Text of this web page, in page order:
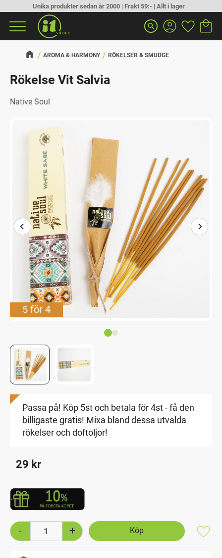
Meny
Unika produkter sedan år 2000 | Frakt 59:- | Allt i lager
search
AROMA & HARMONY RÖKELSER & SMUDGE
Rökelse Vit Salvia
Native Soul
5 för 4
Passa på! Köp 5st och betala för 4st - få den
billigaste gratis! Mixa bland dessa utvalda
rökelser och doftoljor!
29 kr
+
-